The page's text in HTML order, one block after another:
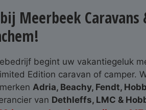
Meerbeek Caravans
begint uw vakantiegeluk
Edition caravan of camper.
Adria, Beachy, Fendt,
van Dethleffs, LMC &